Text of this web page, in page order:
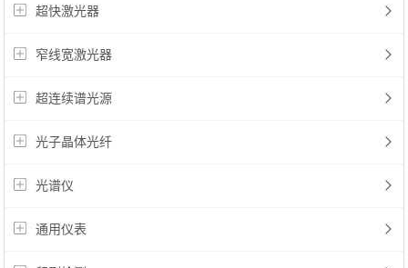
超快激光器
窄线宽激光器
超连续谱光源
光子晶体光纤
光谱仪
通用仪表